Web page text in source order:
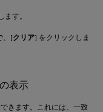
ます。
、[クリア] をクリックしま
表示
きます。これには、一致